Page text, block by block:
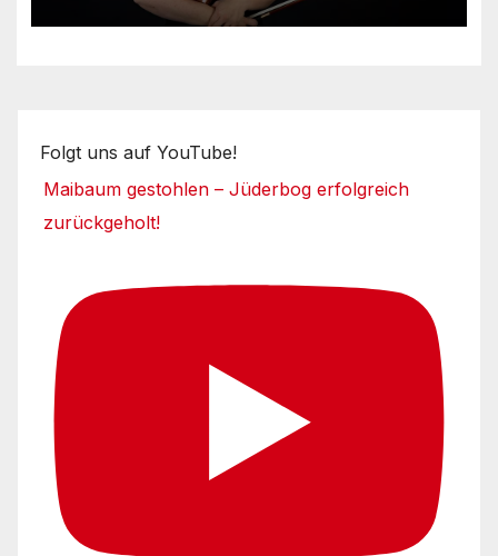
Folgt uns auf YouTube!
Maibaum gestohlen – Jüderbog erfolgreich
zurückgeholt!